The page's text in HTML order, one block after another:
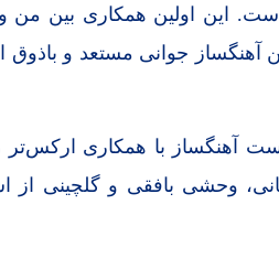
این اولین همکاری بین من
آهنگساز جوانی مستعد و
شامل ۱۰ قطعه موسیقی است آهنگساز با همکاری
وحشی بافقی و گلچینی از